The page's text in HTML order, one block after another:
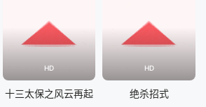
HD
十三太保之风云再起
HD
绝杀招式